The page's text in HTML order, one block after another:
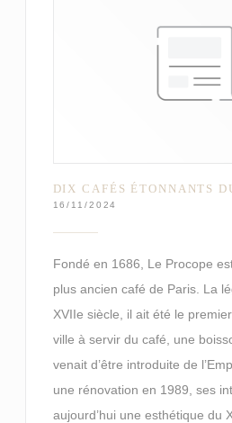
DIX CAFÉS ÉTONNANTS
16/11/2024
Fondé en 1686, Le Procope
plus ancien café de Paris. La
XVIIe siècle, il ait été le
ville à servir du café, une
venait d’être introduite de
une rénovation en 1989, ses
aujourd’hui une esthétique du